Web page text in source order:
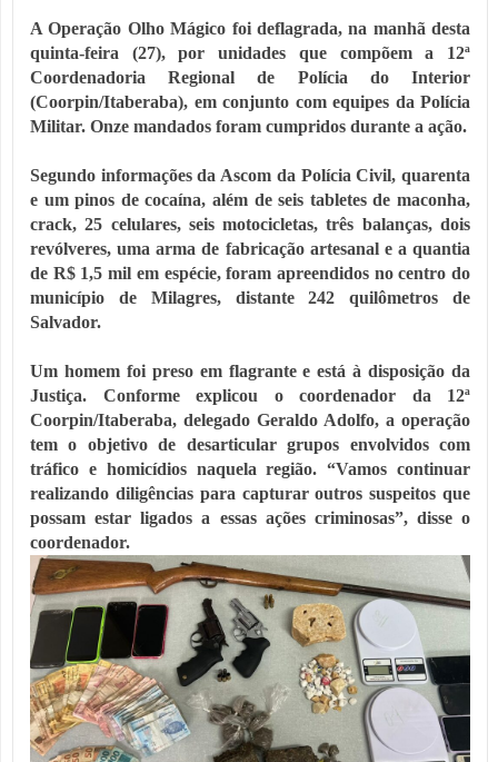
A Operação Olho Mágico foi deflagrada, na manhã desta
quinta-feira (27), por unidades que compõem a 12ª
Coordenadoria Regional de Polícia do Interior
(Coorpin/Itaberaba), em conjunto com equipes da Polícia
Militar. Onze mandados foram cumpridos durante a ação.
Segundo informações da Ascom da Polícia Civil, quarenta
e um pinos de cocaína, além de seis tabletes de maconha,
crack, 25 celulares, seis motocicletas, três balanças, dois
revólveres, uma arma de fabricação artesanal e a quantia
de R$ 1,5 mil em espécie, foram apreendidos no centro do
município de Milagres, distante 242 quilômetros de
Salvador.
Um homem foi preso em flagrante e está à disposição da
Justiça. Conforme explicou o coordenador da 12ª
Coorpin/Itaberaba, delegado Geraldo Adolfo, a operação
tem o objetivo de desarticular grupos envolvidos com
tráfico e homicídios naquela região. “Vamos continuar
realizando diligências para capturar outros suspeitos que
possam estar ligados a essas ações criminosas”, disse o
coordenador.